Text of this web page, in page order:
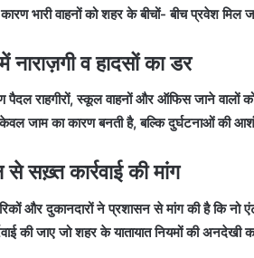
भारी वाहनों को शहर के बीचों- बीच प्रवेश मिल
में नाराज़गी व हादसों का डर
राहगीरों, स्कूल वाहनों और ऑफिस जाने वालों को
जाम का कारण बनती है, बल्कि दुर्घटनाओं की
सख़्त कार्रवाई की मांग
और दुकानदारों ने प्रशासन से मांग की है कि नो
की जाए जो शहर के यातायात नियमों की अनदेखी